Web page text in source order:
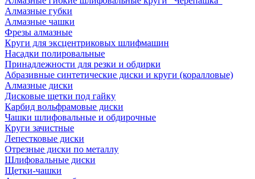
Алмазные губки
Алмазные чашки
Фрезы алмазные
Круги для эксцентриковых шлифмашин
Насадки полировальные
Принадлежности для резки и обдирки
Абразивные синтетические диски и круги (коралловые)
Алмазные диски
Дисковые щетки под гайку
Карбид вольфрамовые диски
Чашки шлифовальные и обдирочные
Круги зачистные
Лепестковые диски
Отрезные диски по металлу
Шлифовальные диски
Щетки-чашки